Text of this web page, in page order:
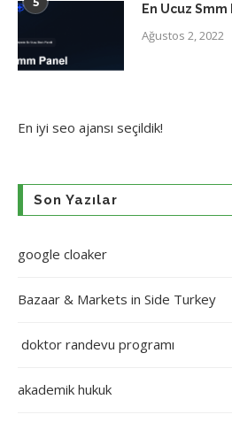
En Ucuz
Ağustos 2, 2022
En iyi seo ajansı seçildik!
Son Yazılar
google cloaker
Bazaar & Markets in Side Turkey
doktor randevu programı
akademik hukuk